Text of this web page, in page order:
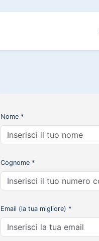
Nome *
Cognome *
Email (la tua migliore) *